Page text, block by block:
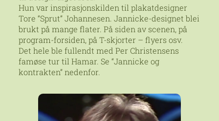
Hun var inspirasjonskilden til plakatdesigner
Tore “Sprut” Johannesen. Jannicke-designet blei
brukt på mange flater. På siden av scenen, på
program-forsiden, på T-skjorter – flyers osv.
Det hele ble fullendt med Per Christensens
famøse tur til Hamar. Se “Jannicke og
kontrakten” nedenfor.